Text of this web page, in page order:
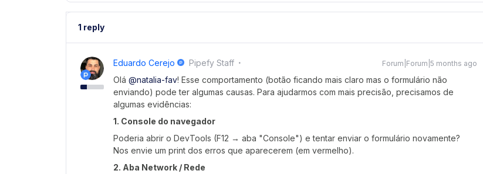
1 reply
Eduardo Cerejo Pipefy Staff Forum|Forum|5 months ago
​Olá ​ @natalia-fav! Esse comportamento (botão ficando mais claro mas o formulário não
enviando) pode ter algumas causas. Para ajudarmos com mais precisão, precisamos de
algumas evidências:
1. Console do navegador
Poderia abrir o DevTools (F12 → aba "Console") e tentar enviar o formulário novamente?
Nos envie um print dos erros que aparecerem (em vermelho).
2. Aba Network / Rede